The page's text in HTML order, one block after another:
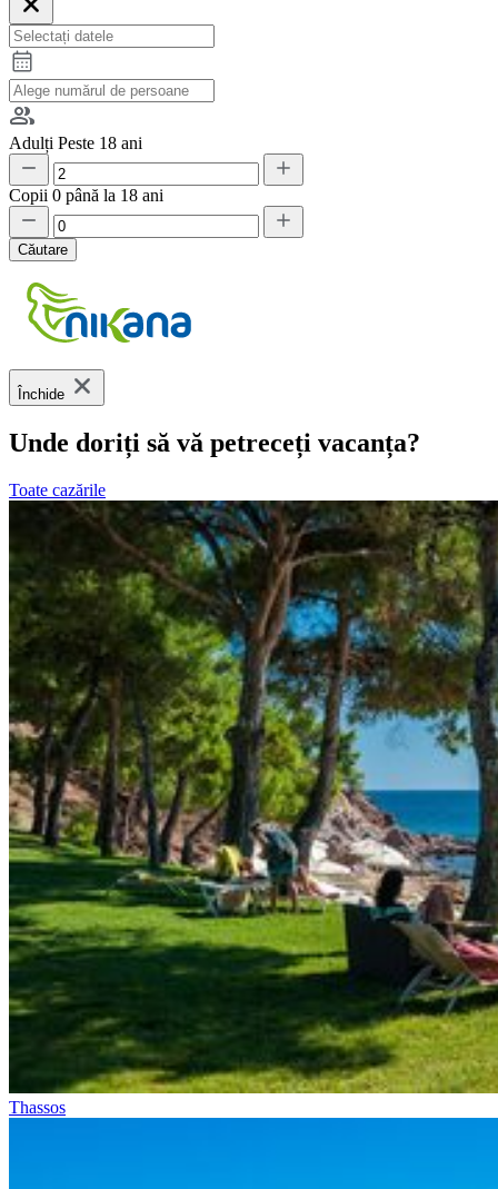
Adulți Peste 18 ani
Copii 0 până la 18 ani
Căutare
Închide
Unde doriți să vă petreceți vacanța?
Toate cazările
Thassos